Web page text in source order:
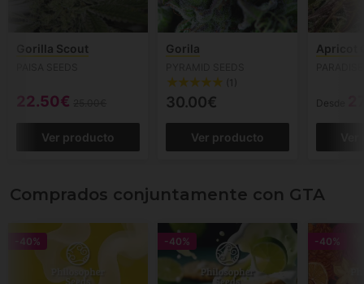
Gorilla Scout
22.50€
Ver producto
Gorila
(1)
30.00€
Ver producto
Apricot
Desde
Comprados conjuntamente con GTA
-40% -40% -40%